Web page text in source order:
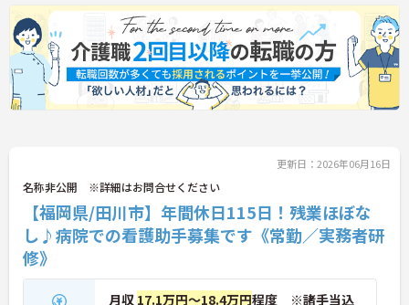
更新日：2026年06月16日
名称非公開 ※詳細はお問合せください
【福岡県/田川市】年間休日115日！残業ほぼな
し♪病院での看護助手募集です《常勤／実務者研
修》
月収 17.1万円～18.4万円程度 ※諸手当込